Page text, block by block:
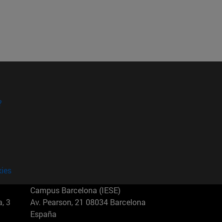
3
Campus Barcelona (IESE)
Av. Pearson, 21 08034 Barcelona
España